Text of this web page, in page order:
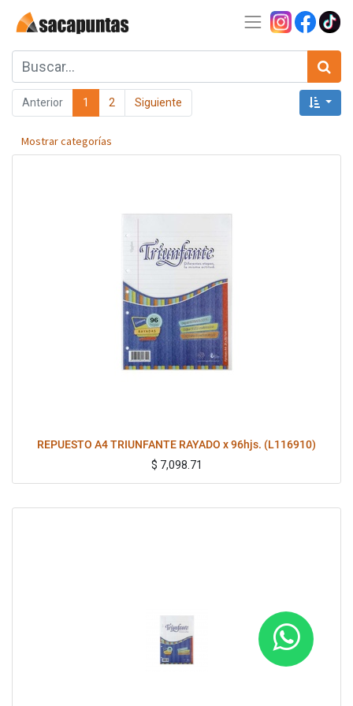
Anterior 1 2 Siguiente
Mostrar categorías
REPUESTO A4 TRIUNFANTE RAYADO x 96hjs. (L116910)
$ 7,098.71